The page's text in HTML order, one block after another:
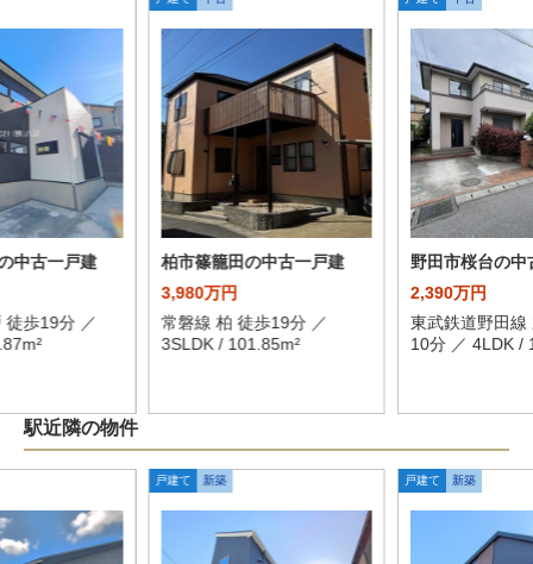
中古一戸建
徒歩19分 ／
柏市篠籠田の中古一戸建
3,980万円
常磐線 柏 徒歩19分 ／
3SLDK / 101.85m²
野田市桜台の中
2,390万円
東武鉄道野田線
10分 ／ 4LDK /
駅近隣の物件
戸建て 新築 戸建て 新築